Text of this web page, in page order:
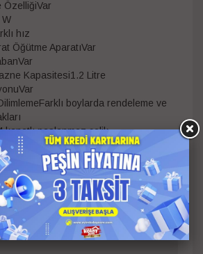
ÖzelliğiVar
W
hız
Öğütme AparatıVar
Kapasitesi1.2 Litre
boylarda rendeleme ve
kanatlı paslanmaz çelik
Bakır